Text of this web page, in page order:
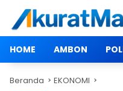
konten
HOME
AMBON
Beranda EKONOMI